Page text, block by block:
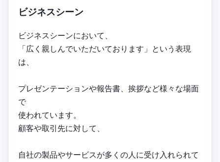
ビジネスシーン
ビジネスシーンにおいて、
「広く親しんでいただいております」という表現
は、
プレゼンテーションや報告書、挨拶など様々な場面
で
使われています。
顧客や取引先に対して、
自社の製品やサービスが多くの人に受け入れられて